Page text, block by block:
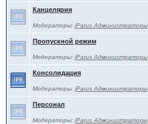
Канцелярия
Модераторы: jParus Администраторы
Пропускной режим
Модераторы: jParus Администраторы
Консолидация
Модераторы: jParus Администраторы
Персонал
Модераторы: jParus Администраторы